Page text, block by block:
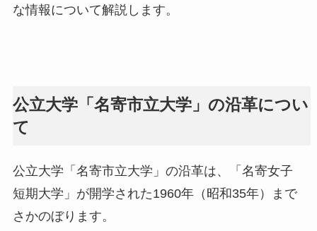
な情報について解説します。
公立大学「名寄市立大学」の沿革につい
て
公立大学「名寄市立大学」の沿革は、「名寄女子
短期大学」が開学された1960年（昭和35年）まで
さかのぼります。